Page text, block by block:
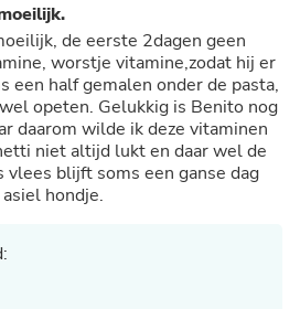
de eerste 2dagen geen
worstje vitamine,zodat hij er
een half gemalen onder de pasta,
opeten. Gelukkig is Benito nog
daarom wilde ik deze vitaminen
niet altijd lukt en daar wel de
blijft soms een ganse dag
hondje.